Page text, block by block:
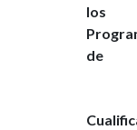
los
de